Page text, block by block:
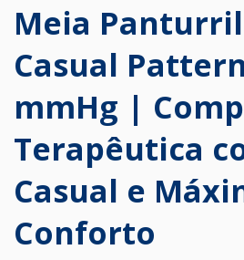
Meia
Casual
mmHg |
Terapêutica
Casual e
Conforto